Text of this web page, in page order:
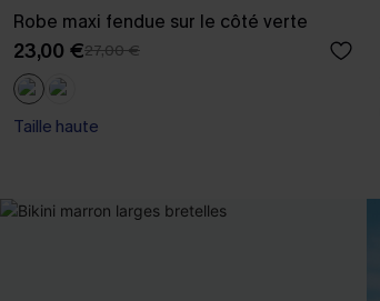
Robe maxi fendue sur le côté verte
23,00 €27,00 €
Taille haute